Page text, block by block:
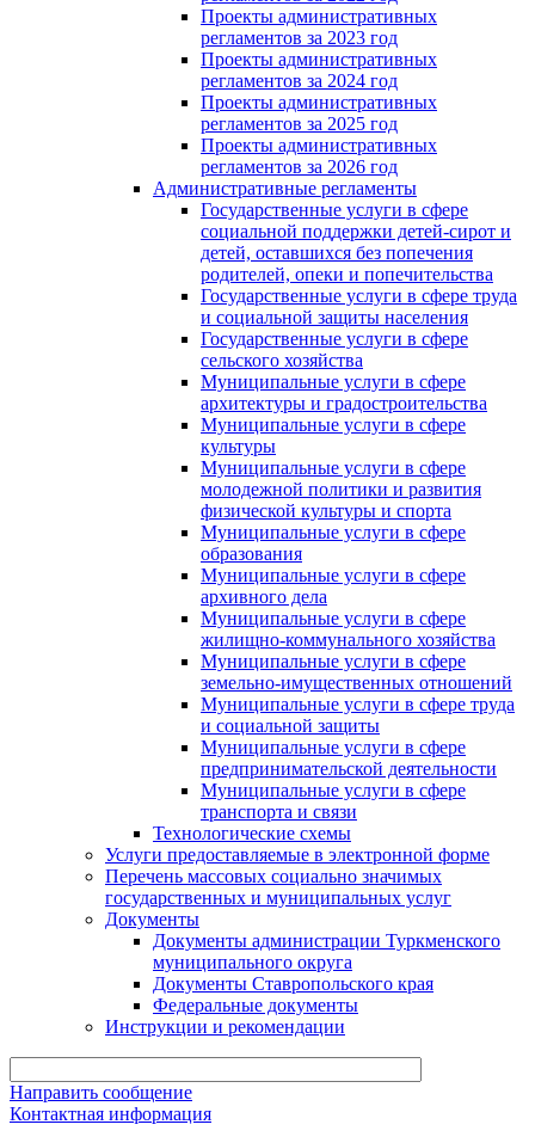
Проекты административных
регламентов за 2023 год
Проекты административных
регламентов за 2024 год
Проекты административных
регламентов за 2025 год
Проекты административных
регламентов за 2026 год
Административные регламенты
Государственные услуги в сфере
социальной поддержки детей-сирот и
детей, оставшихся без попечения
родителей, опеки и попечительства
Государственные услуги в сфере труда
и социальной защиты населения
Государственные услуги в сфере
сельского хозяйства
Муниципальные услуги в сфере
архитектуры и градостроительства
Муниципальные услуги в сфере
культуры
Муниципальные услуги в сфере
молодежной политики и развития
физической культуры и спорта
Муниципальные услуги в сфере
образования
Муниципальные услуги в сфере
архивного дела
Муниципальные услуги в сфере
жилищно-коммунального хозяйства
Муниципальные услуги в сфере
земельно-имущественных отношений
Муниципальные услуги в сфере труда
и социальной защиты
Муниципальные услуги в сфере
предпринимательской деятельности
Муниципальные услуги в сфере
транспорта и связи
Технологические схемы
Услуги предоставляемые в электронной форме
Перечень массовых социально значимых
государственных и муниципальных услуг
Документы
Документы администрации Туркменского
муниципального округа
Документы Ставропольского края
Федеральные документы
Инструкции и рекомендации
Направить сообщение
Контактная информация